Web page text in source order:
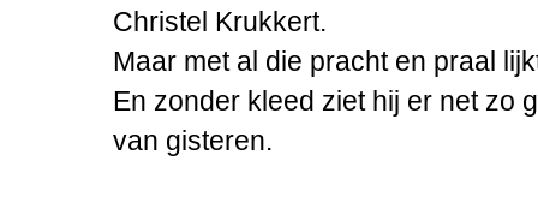
Christel Krukkert.
Maar met al die pracht en praal
En zonder kleed ziet hij er net zo
van gisteren.